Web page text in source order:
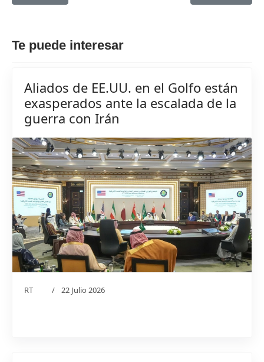
Te puede interesar
Aliados de EE.UU. en el Golfo están
exasperados ante la escalada de la
guerra con Irán
RT 22 Julio 2026